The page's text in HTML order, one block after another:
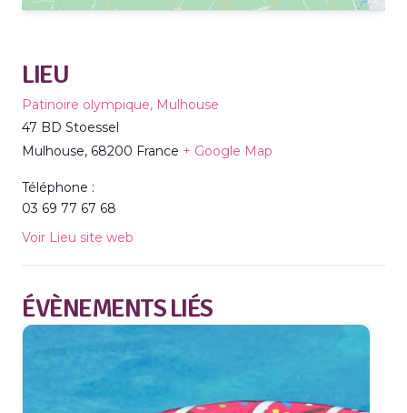
LIEU
Patinoire olympique, Mulhouse
47 BD Stoessel
Mulhouse, 68200 France + Google Map
Téléphone :
03 69 77 67 68
Voir Lieu site web
ÉVÈNEMENTS LIÉS